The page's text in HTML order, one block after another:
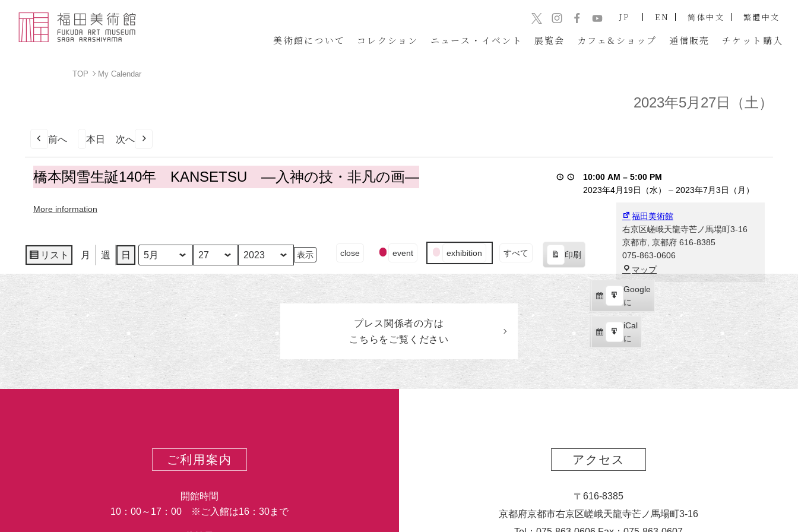
美術館について コレクション ニュース・イベント 展覧会 カフェ&ショップ 通信販売 チケット 購入
JP EN 简体中文 繁體中文
TOP My Calendar
2023年5月27日（土）
前へ 本日 次へ
橋
本
雪
140
年
KANSETSU
入
神
技・
非
凡
橋本関雪生誕140年 KANSETSU ―入神の技・非凡の画― 10:00 AM – 5:00 PM
2023年4月19日（水）
– 2023年7月3日（月）
福田美術館
右京区嵯峨天龍寺芒ノ馬場町3-16
京都市 京都府 616-8385
075-863-0606
マップ福
田
術
館
More information
リスト
表
示
月 週 日
月
日
年
ン
ト
ー
close event exhibition すべて 印刷
示
Google
で
購
読
iCal
で
購
Google
に
エ
ク
ス
ポ
ト
iCal
に
エ
ー
プレス関係者の方は
こちらをご覧ください
ご利用案内
開館時間
10：00～17：00 ※ご入館は16：30まで
アクセス
〒616-8385
京都府京都市右京区嵯峨天龍寺芒ノ馬場町3-16